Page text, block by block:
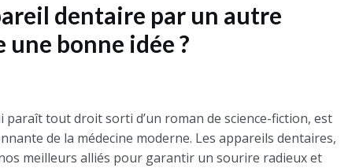
dentaire par un autre
bonne idée ?
paraît tout droit sorti d’un roman de science-fiction, est
de la médecine moderne. Les appareils dentaires,
meilleurs alliés pour garantir un sourire radieux et